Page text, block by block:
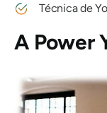
Técnica de
A Power